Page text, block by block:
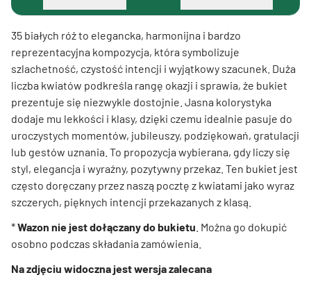
35 białych róż to elegancka, harmonijna i bardzo
reprezentacyjna kompozycja, która symbolizuje
szlachetność, czystość intencji i wyjątkowy szacunek. Duża
liczba kwiatów podkreśla rangę okazji i sprawia, że bukiet
prezentuje się niezwykle dostojnie. Jasna kolorystyka
dodaje mu lekkości i klasy, dzięki czemu idealnie pasuje do
uroczystych momentów, jubileuszy, podziękowań, gratulacji
lub gestów uznania. To propozycja wybierana, gdy liczy się
styl, elegancja i wyraźny, pozytywny przekaz. Ten bukiet jest
często doręczany przez naszą pocztę z kwiatami jako wyraz
szczerych, pięknych intencji przekazanych z klasą.
*Wazon nie jest dołączany do bukietu . Można go dokupić
osobno podczas składania zamówienia.
Na zdjęciu widoczna jest wersja zalecana